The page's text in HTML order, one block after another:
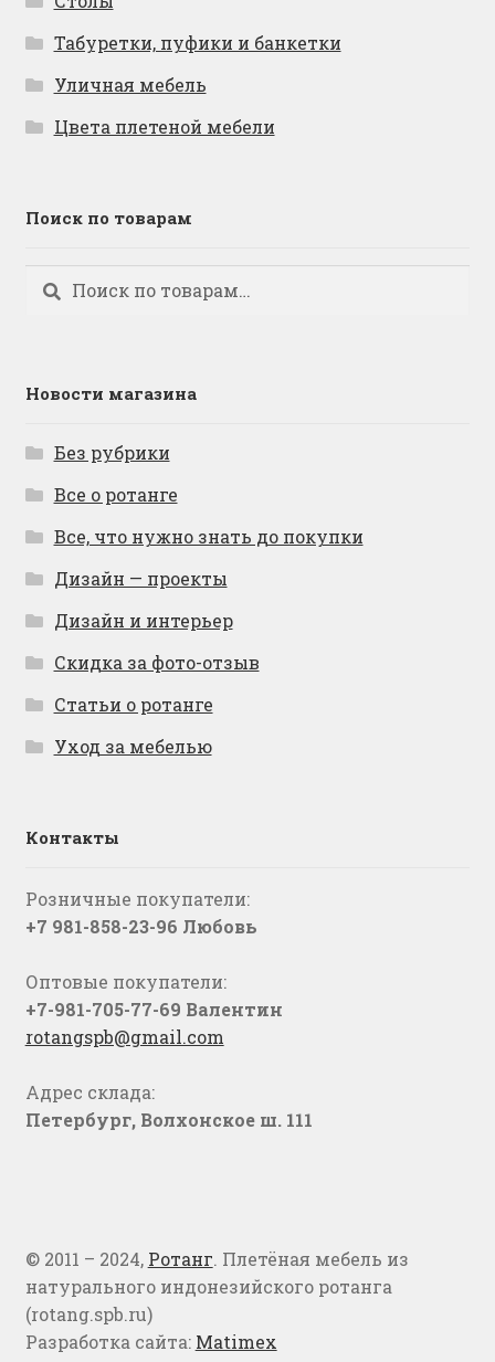
Табуретки, пуфики и банкетки
Уличная мебель
Цвета плетеной мебели
Поиск по товарам
Искать:
Поиск
Новости магазина
Без рубрики
Все о ротанге
Все, что нужно знать до покупки
Дизайн — проекты
Дизайн и интерьер
Скидка за фото-отзыв
Статьи о ротанге
Уход за мебелью
Контакты
Розничные покупатели:
+7 981-858-23-96 Любовь
Оптовые покупатели:
+7-981-705-77-69 Валентин
rotangspb@gmail.com
Адрес склада:
Петербург, Волхонское ш. 111
© 2011 – 2024, Ротанг. Плетёная мебель из
натурального индонезийского ротанга
(rotang.spb.ru)
Разработка сайта: Matimex